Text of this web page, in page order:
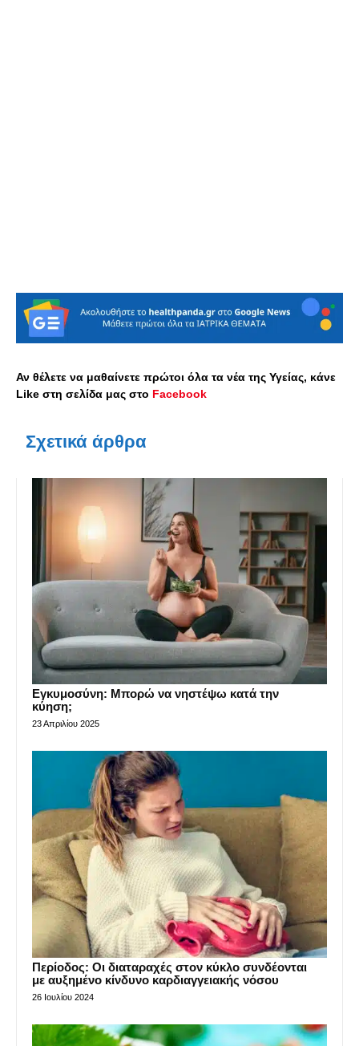
Αν θέλετε να μαθαίνετε πρώτοι όλα τα νέα της Υγείας, κάνε
Like στη σελίδα μας στο Facebook
Σχετικά άρθρα
Εγκυμοσύνη: Μπορώ να νηστέψω κατά την
κύηση;
23 Απριλίου 2025
Περίοδος: Οι διαταραχές στον κύκλο συνδέονται
με αυξημένο κίνδυνο καρδιαγγειακής νόσου
26 Ιουλίου 2024